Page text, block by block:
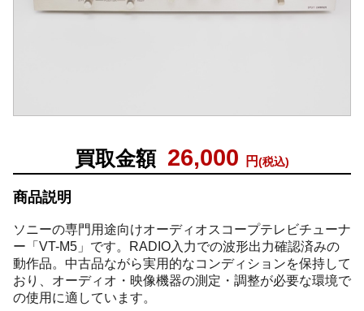
買取金額 26,000 円(税込)
商品説明
ソニーの専門用途向けオーディオスコープテレビチューナ
ー「VT-M5」です。RADIO入力での波形出力確認済みの
動作品。中古品ながら実用的なコンディションを保持して
おり、オーディオ・映像機器の測定・調整が必要な環境で
の使用に適しています。